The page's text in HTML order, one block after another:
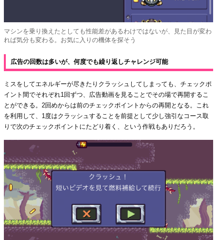
マシンを乗り換えたとしても性能差があるわけではないが、見た目が変わ
れば気分も変わる。お気に入りの機体を探そう
広告の回数は多いが、何度でも繰り返しチャレンジ可能
ミスをしてエネルギーが尽きたりクラッシュしてしまっても、チェックポ
イント間でそれぞれ1回ずつ、広告動画を見ることでその場で再開するこ
とができる。2回めからは前のチェックポイントからの再開となる。これ
を利用して、1度はクラッシュすることを前提として少し強引なコース取
りで次のチェックポイントにたどり着く、という作戦もありだろう。